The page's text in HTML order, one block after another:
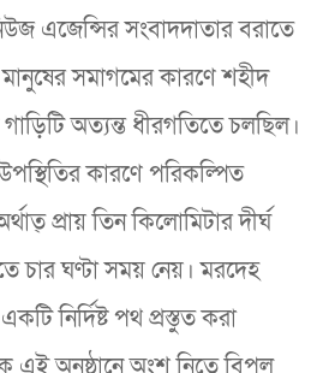
এজেন্সির সংবাদদাতার বরাতে
সমাগমের কারণে শহীদ
অত্যন্ত ধীরগতিতে চলছিল।
কারণে পরিকল্পিত
প্রায় তিন কিলোমিটার দীর্ঘ
চার ঘণ্টা সময় নেয়। মরদেহ
নির্দিষ্ট পথ প্রস্তুত করা